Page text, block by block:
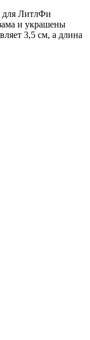
для ЛитлФи
и украшены
3,5 см, а длина